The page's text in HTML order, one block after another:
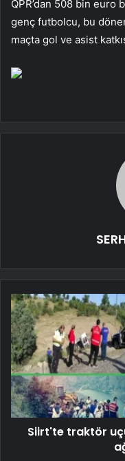
QPR’dan 508 bin
genç futbolcu, bu
maçta gol ve asist
Siirt'te traktör